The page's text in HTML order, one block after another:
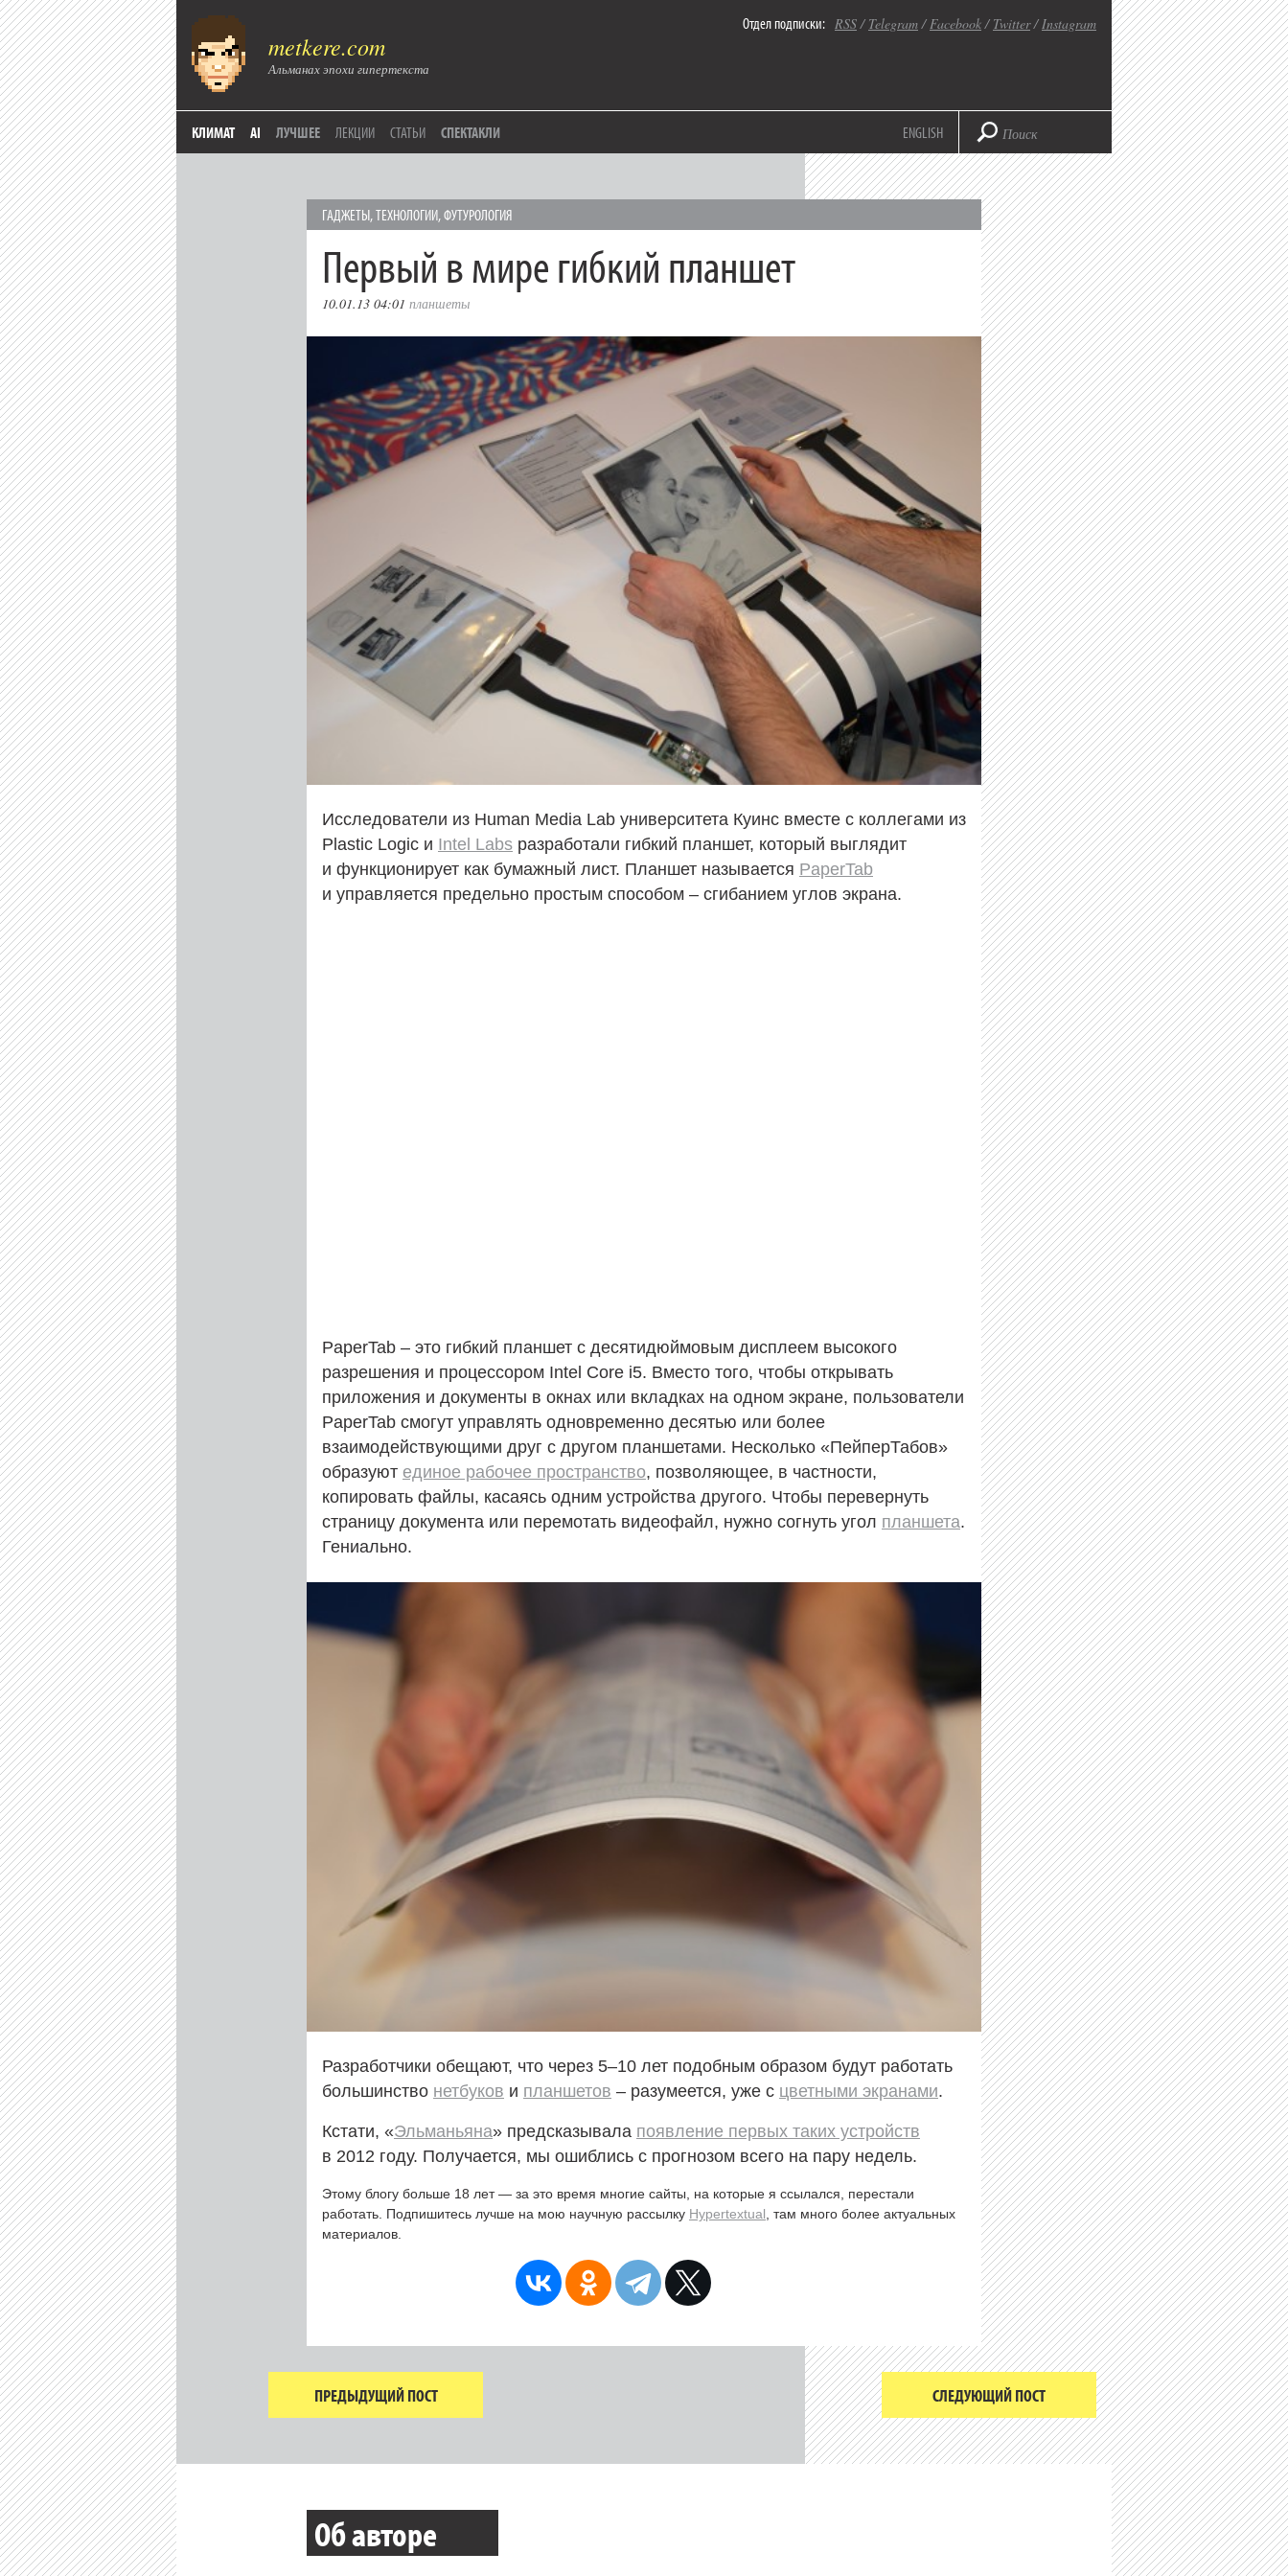
metkere.com
Альманах эпохи гипертекста
Отдел подписки: RSS/ Telegram/Facebook/ Twitter/Instagram
КЛИМАТ AI ЛУЧШЕЕ ЛЕКЦИИ СТАТЬИ СПЕКТАКЛИ ENGLISH
ГAДЖЕТЫ,ТЕХНОЛОГИИ,ФУТУРОЛОГИЯ
Первый в мире гибкий планшет
10.01.13 04:01 планшеты
Исследователи из Human Media Lab университета Куинс вместе с коллегами из
Plastic Logic и Intel Labs разработали гибкий планшет, который выглядит
и функционирует как бумажный лист. Планшет называется PaperTab
и управляется предельно простым способом – сгибанием углов экрана.
PaperTab – это гибкий планшет с десятидюймовым дисплеем высокого
разрешения и процессором Intel Core i5. Вместо того, чтобы открывать
приложения и документы в окнах или вкладках на одном экране, пользователи
PaperTab смогут управлять одновременно десятью или более
взаимодействующими друг с другом планшетами. Несколько «ПейперТабов»
образуют единое рабочее пространство, позволяющее, в частности,
копировать файлы, касаясь одним устройства другого. Чтобы перевернуть
страницу документа или перемотать видеофайл, нужно согнуть угол планшета.
Гениально.
Разработчики обещают, что через 5–10 лет подобным образом будут работать
большинство нетбуков и планшетов – разумеется, уже с цветными экранами.
Кстати, «Эльманьяна» предсказывала появление первых таких устройств
в 2012 году. Получается, мы ошиблись с прогнозом всего на пару недель.
Этому блогу больше 18 лет — за это время многие сайты, на которые я ссылался, перестали
работать. Подпишитесь лучше на мою научную рассылку Hypertextual , там много более актуальных
материалов.
ПРЕДЫДУЩИЙ ПОСТ СЛЕДУЮЩИЙ ПОСТ
Об авторе